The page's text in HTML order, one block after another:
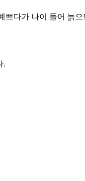
다가 나이 들어 늙
.